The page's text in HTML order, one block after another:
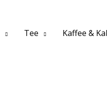
Tee Kaffee &